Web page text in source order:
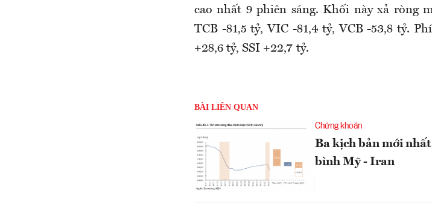
cao nhất 9 phiên sáng. Khối này xả ròng
TCB -81,5 tỷ, VIC -81,4 tỷ, VCB -53,8 tỷ.
+28,6 tỷ, SSI +22,7 tỷ.
BÀI LIÊN QUAN
Chứng khoán
Ba kịch bản mới
bình Mỹ - Iran